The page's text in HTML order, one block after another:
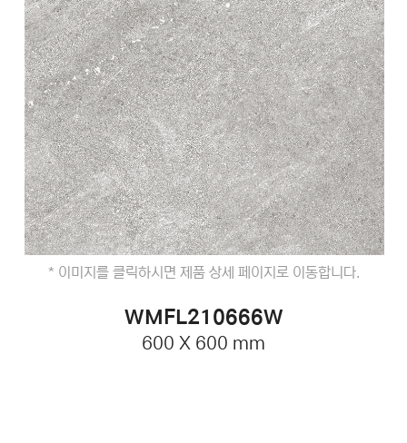
* 이미지를 클릭하시면 제품 상세 페이지로 이동합니다.
WMFL210666W
600 X 600 mm